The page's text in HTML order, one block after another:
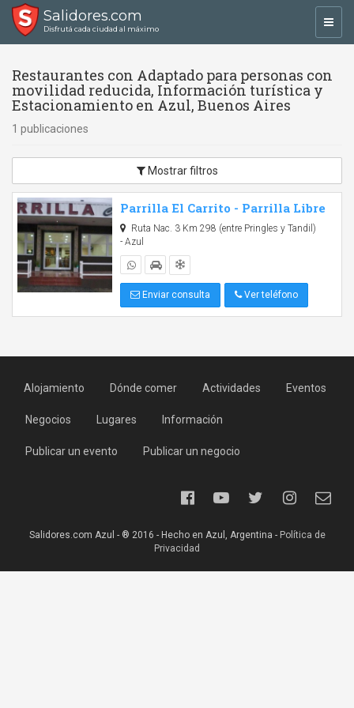
Salidores.com
Disfrutá cada ciudad al máximo
Restaurantes con Adaptado para personas con
movilidad reducida, Información turística y
Estacionamiento en Azul, Buenos Aires
1 publicaciones
Mostrar filtros
Parrilla El Carrito - Parrilla Libre
Ruta Nac. 3 Km 298 (entre Pringles y Tandil)
- Azul
Enviar consulta Ver teléfono
Alojamiento Dónde comer Actividades Eventos
Negocios Lugares Información
Publicar un evento Publicar un negocio
Salidores.com Azul - ® 2016 - Hecho en Azul, Argentina - Política de
Privacidad